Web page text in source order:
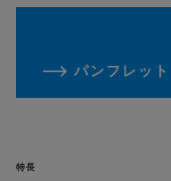
パンフレッ
特長